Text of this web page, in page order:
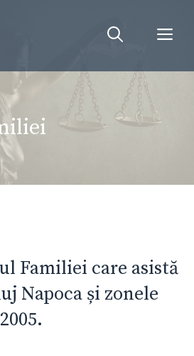
Familiei care asistă
Napoca și zonele